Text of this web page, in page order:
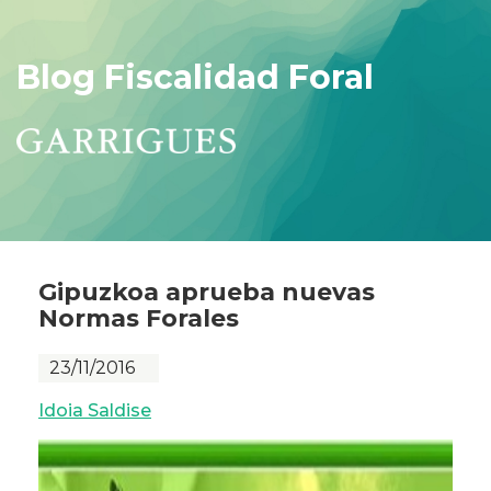
Blog Fiscalidad Foral
Gipuzkoa aprueba nuevas
Normas Forales
23/11/2016
Idoia Saldise